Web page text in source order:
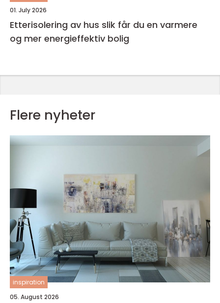
01. July 2026
Etterisolering av hus slik får du en varmere
og mer energieffektiv bolig
Flere nyheter
inspiration
05. August 2026